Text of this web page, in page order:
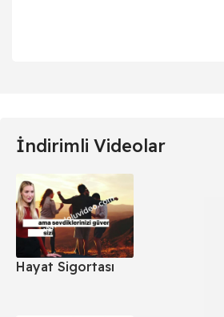
İndirimli Videolar
Hayat Sigortası